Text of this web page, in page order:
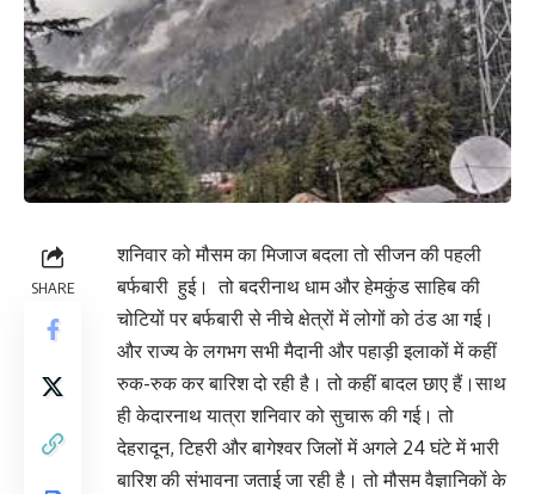
SHARE
शनिवार को मौसम का मिजाज बदला तो सीजन की पहली
बर्फबारी हुई। तो बदरीनाथ धाम और हेमकुंड साहिब की
चोटियों पर बर्फबारी से नीचे क्षेत्रों में लोगों को ठंड आ गई।
और राज्य के लगभग सभी मैदानी और पहाड़ी इलाकों में कहीं
रुक-रुक कर बारिश दो रही है। तो कहीं बादल छाए हैं।साथ
ही केदारनाथ यात्रा शनिवार को सुचारू की गई। तो
देहरादून, टिहरी और बागेश्वर जिलों में अगले 24 घंटे में भारी
बारिश की संभावना जताई जा रही है। तो मौसम वैज्ञानिकों के